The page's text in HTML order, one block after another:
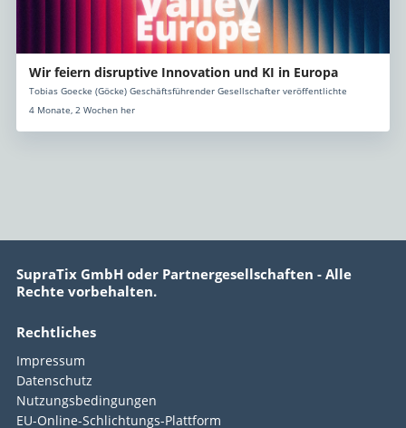
Wir feiern disruptive Innovation und KI in Europa
Tobias Goecke (Göcke) Geschäftsführender Gesellschafter veröffentlichte
4 Monate, 2 Wochen her
SupraTix GmbH oder Partnergesellschaften - Alle
Rechte vorbehalten.
Rechtliches
Impressum
Datenschutz
Nutzungsbedingungen
EU-Online-Schlichtungs-Plattform